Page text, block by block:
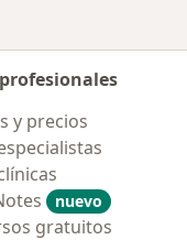
y precios
nuevo
gratuitos